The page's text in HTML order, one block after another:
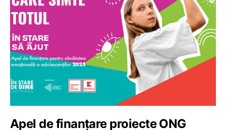
Apel de finanțare proiecte ONG